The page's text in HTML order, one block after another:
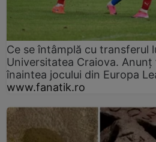
Ce se întâmplă cu transferul
Universitatea Craiova.
înaintea jocului din Europa
www.fanatik.ro